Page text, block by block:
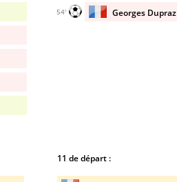
Georges Dupraz
54'
11 de départ :